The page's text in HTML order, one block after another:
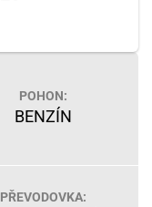
POHON:
BENZÍN
PŘEVODOVKA: